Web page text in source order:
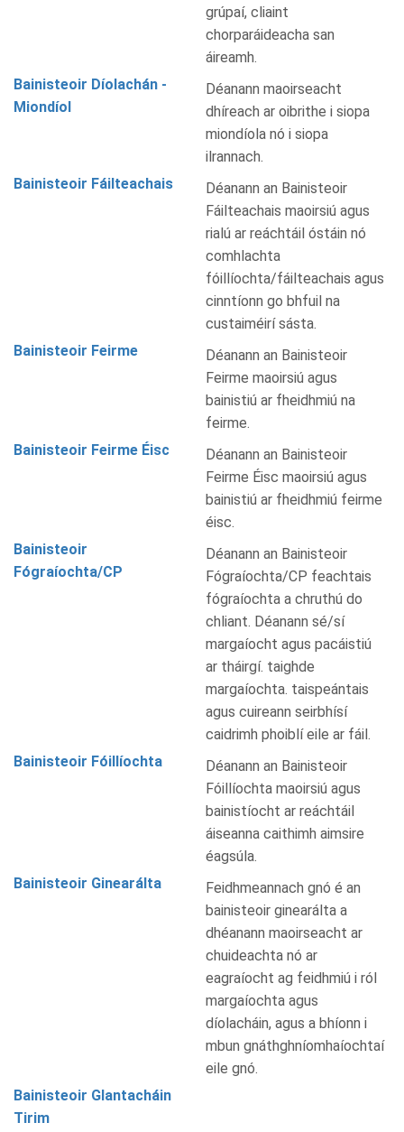
grúpaí, cliaint
chorparáideacha san
áireamh.
Bainisteoir Díolachán -
Miondíol
Déanann maoirseacht
dhíreach ar oibrithe i siopa
miondíola nó i siopa
ilrannach.
Bainisteoir Fáilteachais
Déanann an Bainisteoir
Fáilteachais maoirsiú agus
rialú ar reáchtáil óstáin nó
comhlachta
fóillíochta/fáilteachais agus
cinntíonn go bhfuil na
custaiméirí sásta.
Bainisteoir Feirme
Déanann an Bainisteoir
Feirme maoirsiú agus
bainistiú ar fheidhmiú na
feirme.
Bainisteoir Feirme Éisc
Déanann an Bainisteoir
Feirme Éisc maoirsiú agus
bainistiú ar fheidhmiú feirme
éisc.
Bainisteoir
Fógraíochta/CP
Déanann an Bainisteoir
Fógraíochta/CP feachtais
fógraíochta a chruthú do
chliant. Déanann sé/sí
margaíocht agus pacáistiú
ar tháirgí. taighde
margaíochta. taispeántais
agus cuireann seirbhísí
caidrimh phoiblí eile ar fáil.
Bainisteoir Fóillíochta
Déanann an Bainisteoir
Fóillíochta maoirsiú agus
bainistíocht ar reáchtáil
áiseanna caithimh aimsire
éagsúla.
Bainisteoir Ginearálta
Feidhmeannach gnó é an
bainisteoir ginearálta a
dhéanann maoirseacht ar
chuideachta nó ar
eagraíocht ag feidhmiú i ról
margaíochta agus
díolacháin, agus a bhíonn i
mbun gnáthghníomhaíochtaí
eile gnó.
Bainisteoir Glantacháin
Tirim